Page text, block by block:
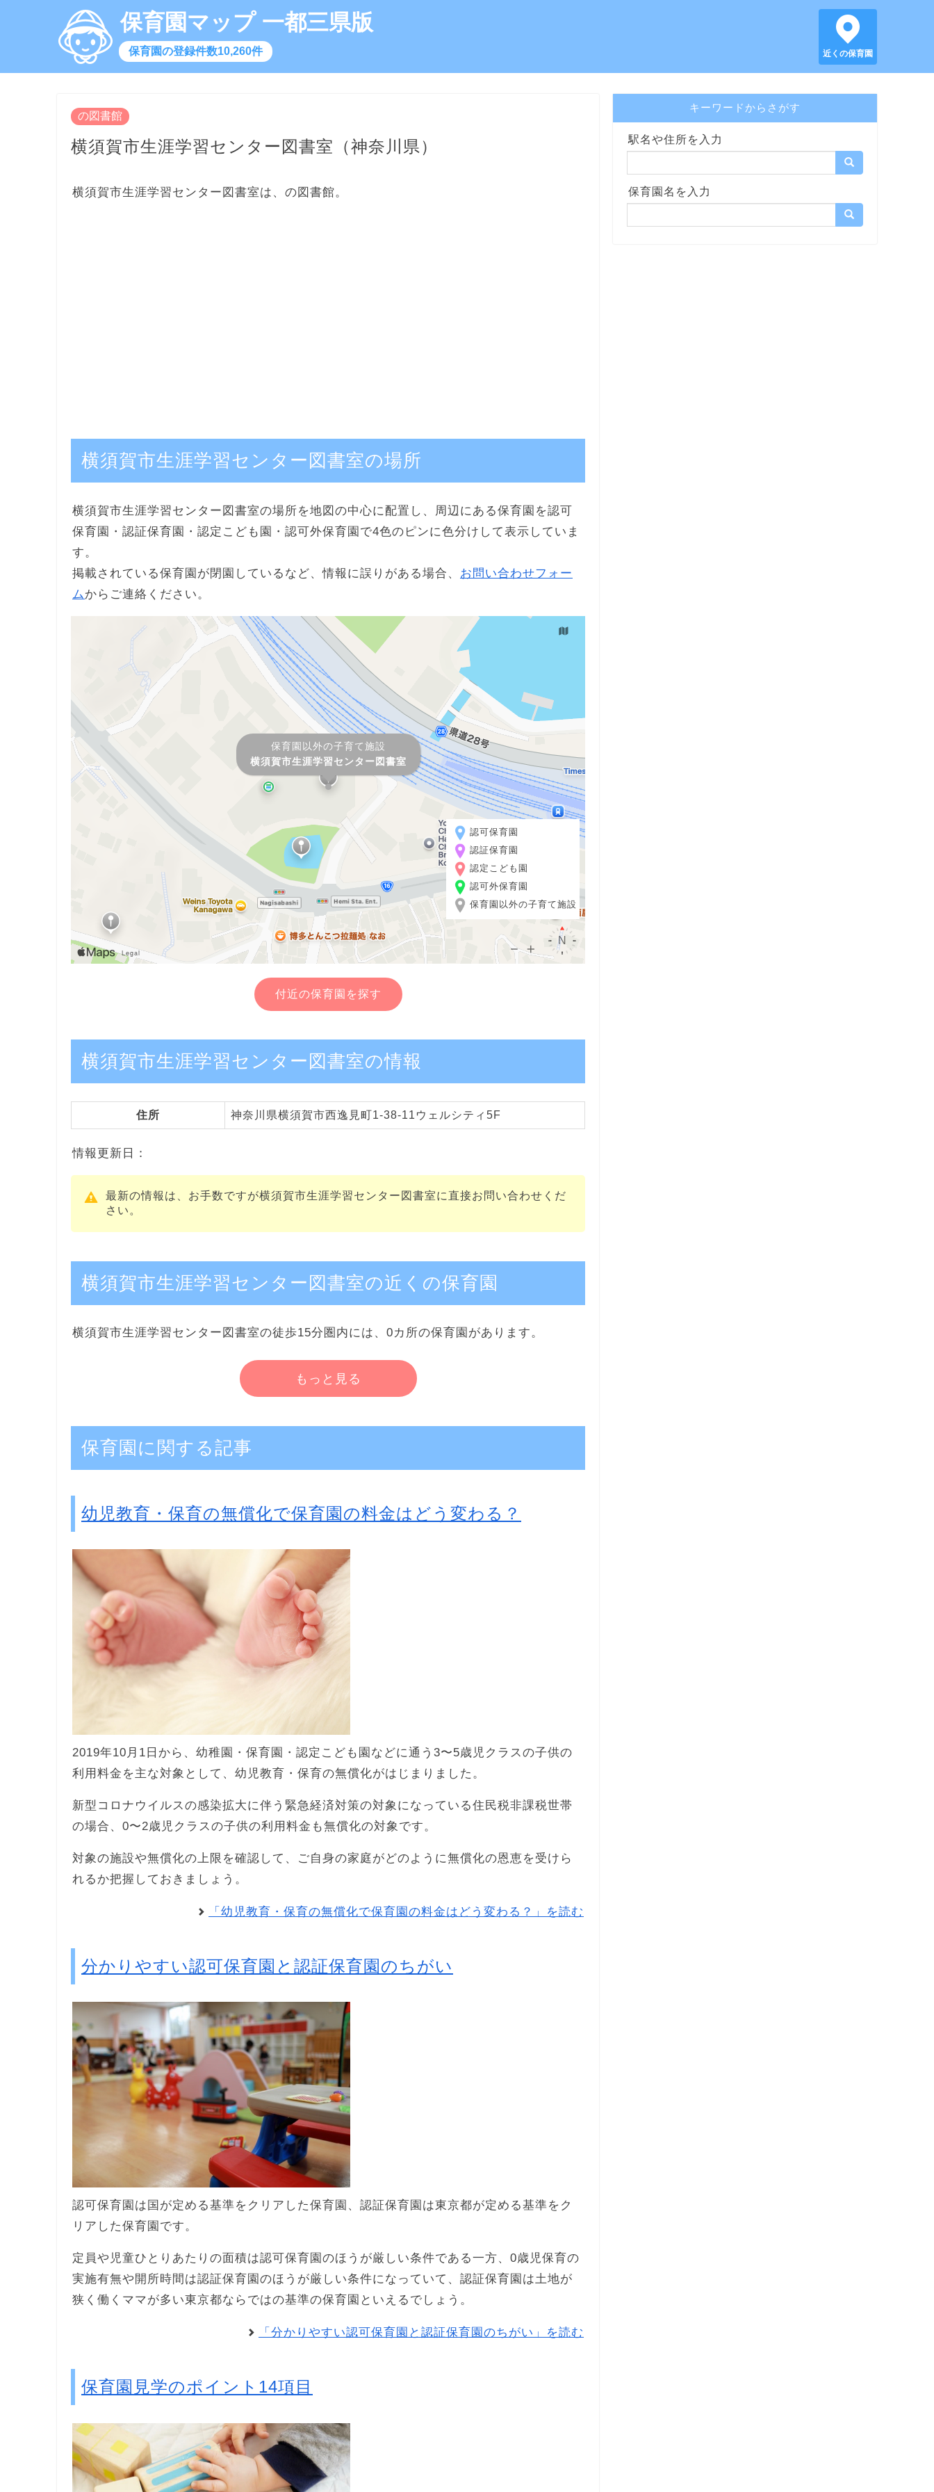
保育園マップ 一都三県版
保育園の登録件数10,260件 近くの保育園
の図書館
横須賀市生涯学習センター図書室（神奈川県）
横須賀市生涯学習センター図書室は、の図書館。
横須賀市生涯学習センター図書室の場所
横須賀市生涯学習センター図書室の場所を地図の中心に配置し、周辺にある保育園を認可
保育園・認証保育園・認定こども園・認可外保育園で4色のピンに色分けして表示していま
す。
掲載されている保育園が閉園しているなど、情報に誤りがある場合、 お問い合わせフォー
ム からご連絡ください。
保育園以外の子育て施設
横須賀市生涯学習センター図書室
認可保育園
認証保育園
認定こども園
認可外保育園
保育園以外の子育て施設
付近の保育園を探す
横須賀市生涯学習センター図書室の情報
住所 神奈川県横須賀市西逸見町1-38-11ウェルシティ5F
情報更新日：
最新の情報は、お手数ですが横須賀市生涯学習センター図書室に直接お問い合わせくだ
さい。
横須賀市生涯学習センター図書室の近くの保育園
横須賀市生涯学習センター図書室の徒歩15分圏内には、0カ所の保育園があります。
もっと見る
保育園に関する記事
幼児教育・保育の無償化で保育園の料金はどう変わる？
2019年10月1日から、幼稚園・保育園・認定こども園などに通う3〜5歳児クラスの子供の
利用料金を主な対象として、幼児教育・保育の無償化がはじまりました。
新型コロナウイルスの感染拡大に伴う緊急経済対策の対象になっている住民税非課税世帯
の場合、0〜2歳児クラスの子供の利用料金も無償化の対象です。
対象の施設や無償化の上限を確認して、ご自身の家庭がどのように無償化の恩恵を受けら
れるか把握しておきましょう。
「幼児教育・保育の無償化で保育園の料金はどう変わる？」を読む
分かりやすい認可保育園と認証保育園のちがい
認可保育園は国が定める基準をクリアした保育園、認証保育園は東京都が定める基準をク
リアした保育園です。
定員や児童ひとりあたりの面積は認可保育園のほうが厳しい条件である一方、0歳児保育の
実施有無や開所時間は認証保育園のほうが厳しい条件になっていて、認証保育園は土地が
狭く働くママが多い東京都ならではの基準の保育園といえるでしょう。
「分かりやすい認可保育園と認証保育園のちがい」を読む
保育園見学のポイント14項目
キーワードからさがす
駅名や住所を入力
保育園名を入力